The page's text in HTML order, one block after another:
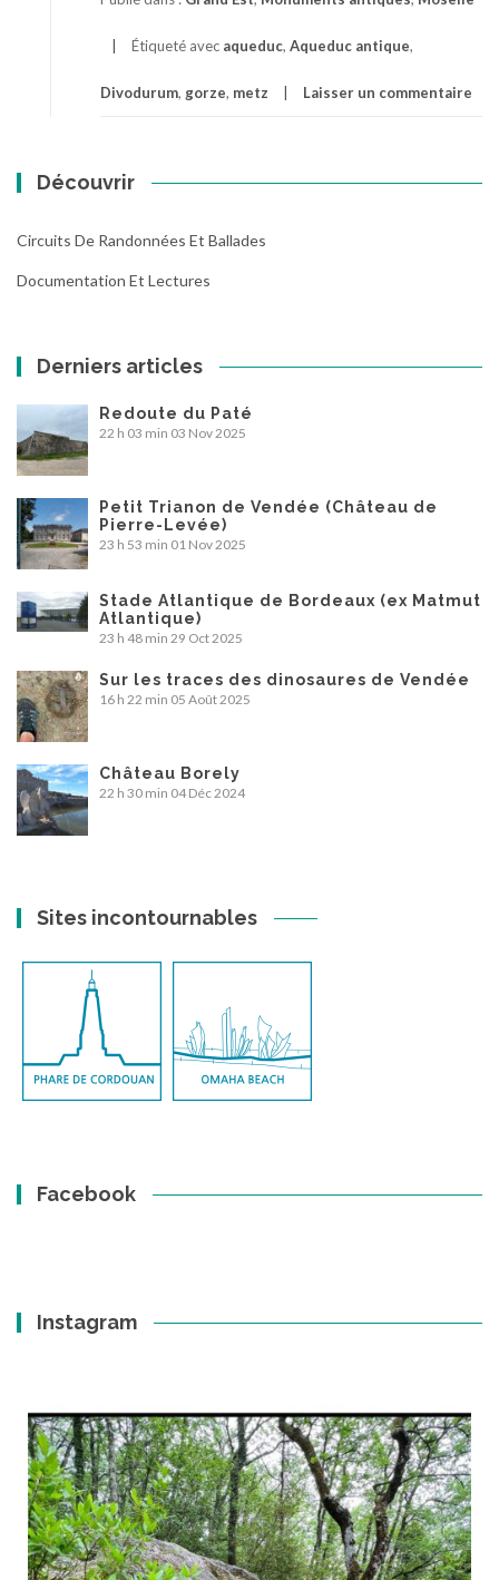
Étiqueté avec aqueduc, Aqueduc antique,
Divodurum, gorze, metz Laisser un commentaire
Découvrir
Circuits De Randonnées Et Ballades
Documentation Et Lectures
Derniers articles
Redoute du Paté
22 h 03 min 03 Nov 2025
Petit Trianon de Vendée (Château de
Pierre-Levée)
23 h 53 min 01 Nov 2025
Stade Atlantique de Bordeaux (ex Matmut
Atlantique)
23 h 48 min 29 Oct 2025
Sur les traces des dinosaures de Vendée
16 h 22 min 05 Août 2025
Château Borely
22 h 30 min 04 Déc 2024
Sites incontournables
Facebook
Instagram